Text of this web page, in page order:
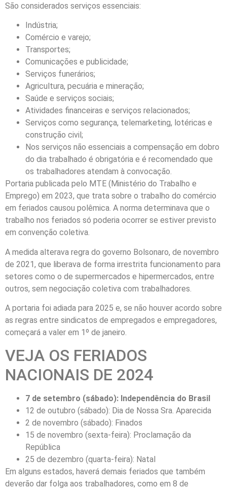
São considerados serviços essenciais:
Indústria;
Comércio e varejo;
Transportes;
Comunicações e publicidade;
Serviços funerários;
Agricultura, pecuária e mineração;
Saúde e serviços sociais;
Atividades financeiras e serviços relacionados;
Serviços como segurança, telemarketing, lotéricas e
construção civil;
Nos serviços não essenciais a compensação em dobro
do dia trabalhado é obrigatória e é recomendado que
os trabalhadores atendam à convocação.
Portaria publicada pelo MTE (Ministério do Trabalho e
Emprego) em 2023, que trata sobre o trabalho do comércio
em feriados causou polêmica. A norma determinava que o
trabalho nos feriados só poderia ocorrer se estiver previsto
em convenção coletiva.
A medida alterava regra do governo Bolsonaro, de novembro
de 2021, que liberava de forma irrestrita funcionamento para
setores como o de supermercados e hipermercados, entre
outros, sem negociação coletiva com trabalhadores.
A portaria foi adiada para 2025 e, se não houver acordo sobre
as regras entre sindicatos de empregados e empregadores,
começará a valer em 1º de janeiro.
VEJA OS FERIADOS
NACIONAIS DE 2024
7 de setembro (sábado): Independência do Brasil
12 de outubro (sábado): Dia de Nossa Sra. Aparecida
2 de novembro (sábado): Finados
15 de novembro (sexta-feira): Proclamação da
República
25 de dezembro (quarta-feira): Natal
Em alguns estados, haverá demais feriados que também
deverão dar folga aos trabalhadores, como em 8 de